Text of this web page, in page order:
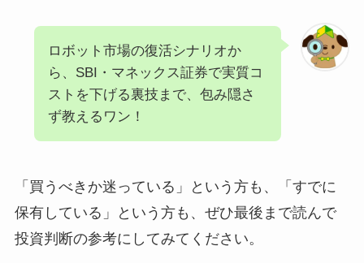
ロボット市場の復活シナリオか
ら、SBI・マネックス証券で実質コ
ストを下げる裏技まで、包み隠さ
ず教えるワン！
「買うべきか迷っている」という方も、「すでに
保有している」という方も、ぜひ最後まで読んで
投資判断の参考にしてみてください。